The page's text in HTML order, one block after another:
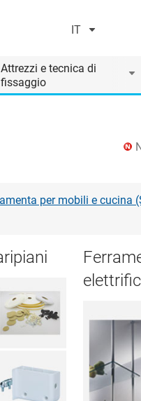
IT
Attrezzi e tecnica di
fissaggio
per mobili e cucina